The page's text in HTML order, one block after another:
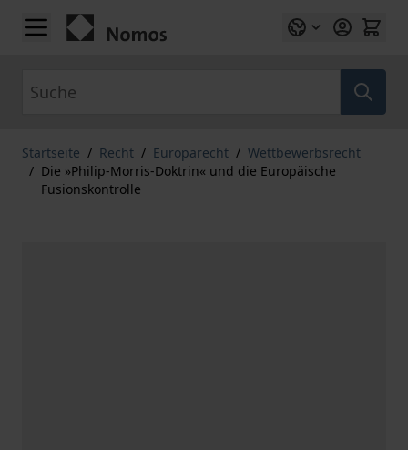
Zum Inhalt springen
Startseite / Recht / Europarecht / Wettbewerbsrecht
/ Die »Philip-Morris-Doktrin« und die Europäische
Fusionskontrolle